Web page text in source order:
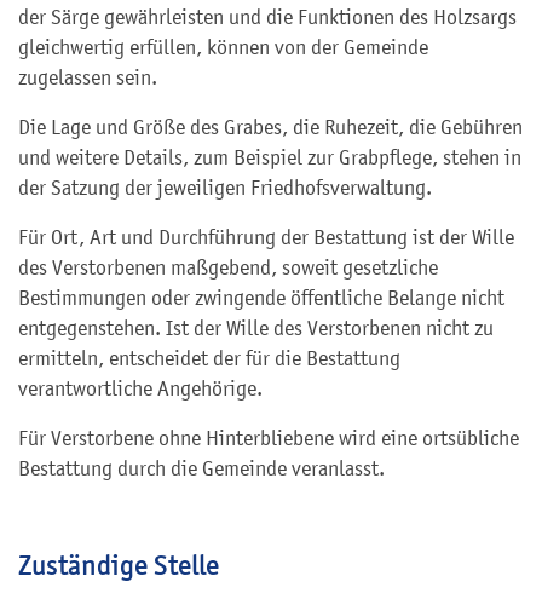
der Särge gewährleisten und die Funktionen des Holzsargs
gleichwertig erfüllen, können von der Gemeinde
zugelassen sein.
Die Lage und Größe des Grabes, die Ruhezeit, die Gebühren
und weitere Details, zum Beispiel zur Grabpflege, stehen in
der Satzung der jeweiligen Friedhofsverwaltung.
Für Ort, Art und Durchführung der Bestattung ist der Wille
des Verstorbenen maßgebend, soweit gesetzliche
Bestimmungen oder zwingende öffentliche Belange nicht
entgegenstehen. Ist der Wille des Verstorbenen nicht zu
ermitteln, entscheidet der für die Bestattung
verantwortliche Angehörige.
Für Verstorbene ohne Hinterbliebene wird eine ortsübliche
Bestattung durch die Gemeinde veranlasst.
Zuständige Stelle